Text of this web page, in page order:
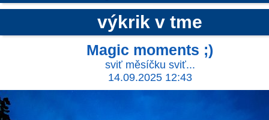
výkrik v tme
Magic moments ;)
sviť měsíčku sviť...
14.09.2025 12:43